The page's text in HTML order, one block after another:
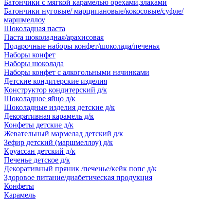
Батончики с мягкой карамелью орехами,злаками
Батончики нуговые/ марципановые/кокосовые/суфле/
маршмеллоу
Шоколадная паста
Паста шоколадная/арахисовая
Подарочные наборы конфет/шоколада/печенья
Наборы конфет
Наборы шоколада
Наборы конфет с алкогольными начинками
Детские кондитерские изделия
Конструктор кондитерский д/к
Шоколадное яйцо д/к
Шоколадные изделия детские д/к
Декоративная карамель д/к
Конфеты детские д/к
Жевательный мармелад детский д/к
Зефир детский (маршмеллоу) д/к
Круассан детский д/к
Печенье детское д/к
Декоративный пряник /печенье/кейк попс д/к
Здоровое питание/диабетическая продукция
Конфеты
Карамель